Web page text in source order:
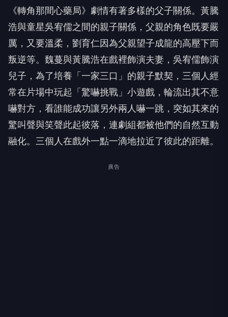
《轉角那間心藥局》劇情有著多樣的父子關係。黃騰
浩與童星吳宥儒之間的親子關係，父親的角色既要嚴
厲，又要溫柔，劉育仁因為父親望子成龍的高壓下而
叛逆等。魏蔓與黃騰浩在戲裡飾演夫妻，吳宥儒飾演
兒子，為了培養「一家三口」的親子默契，三個人經
常在片場中玩起「驚嚇挑戰」小遊戲，輪流出其不意
嚇對方，看誰能成功讓另外兩人嚇一跳，突如其來的
驚叫聲與笑聲此起彼落，連劇組都被他們的自然互動
融化。三個人在戲外一點一滴地拉近了彼此的距離。